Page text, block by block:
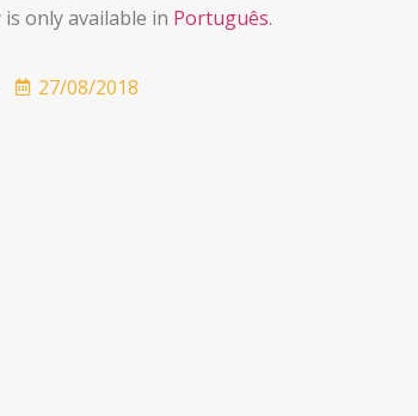
only available in Português.
27/08/2018